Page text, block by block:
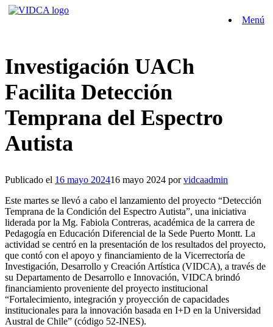
Saltar
Menú
Investigación UACh
Facilita Detección
Temprana del Espectro
Autista
Publicado el 16 mayo 202416 mayo 2024 porvidcaadmin
Este martes se llevó a cabo el lanzamiento del proyecto “Detección
Temprana de la Condición del Espectro Autista”, una iniciativa
liderada por la Mg. Fabiola Contreras, académica de la carrera de
Pedagogía en Educación Diferencial de la Sede Puerto Montt. La
actividad se centró en la presentación de los resultados del proyecto,
que contó con el apoyo y financiamiento de la Vicerrectoría de
Investigación, Desarrollo y Creación Artística (VIDCA), a través de
su Departamento de Desarrollo e Innovación, VIDCA brindó
financiamiento proveniente del proyecto institucional
“Fortalecimiento, integración y proyección de capacidades
institucionales para la innovación basada en I+D en la Universidad
Austral de Chile” (código 52-INES).